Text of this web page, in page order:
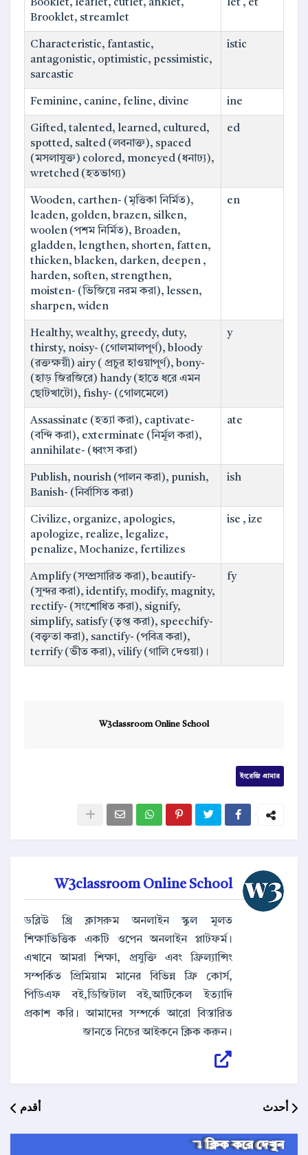
let , et
Booklet, leaflet, cutlet, anklet,
Brooklet, streamlet
istic
Characteristic, fantastic,
antagonistic, optimistic, pessimistic,
sarcastic
ine
Feminine, canine, feline, divine
ed
Gifted, talented, learned, cultured,
spotted, salted (লবনাক্ত), spaced
(মসলাযুক্ত) colored, moneyed (ধনাঢ্য),
wretched (হতভাগ্য)
en
Wooden, carthen- (মৃত্তিকা নির্মিত),
leaden, golden, brazen, silken,
woolen (পশম নির্মিত), Broaden,
gladden, lengthen, shorten, fatten,
thicken, blacken, darken, deepen ,
harden, soften, strengthen,
moisten- (ভিজিয়ে নরম করা), lessen,
sharpen, widen
y
Healthy, wealthy, greedy, duty,
thirsty, noisy- (গোলমালপূর্ণ), bloody
(রক্তক্ষয়ী) airy ( প্রচুর হাওয়াপূর্ণ), bony-
(হাড় জিরজিরে) handy (হাতে ধরে এমন
ছোটখাটো), fishy- (গোলমেলে)
ate
Assassinate (হত্যা করা), captivate-
(বন্দি করা), exterminate (নির্মূল করা),
annihilate- (ধ্বংস করা)
ish
Publish, nourish (পালন করা), punish,
Banish- (নির্বাসিত করা)
ise , ize
Civilize, organize, apologies,
apologize, realize, legalize,
penalize, Mochanize, fertilizes
fy
Amplify (সম্প্রসারিত করা), beautify-
(সুন্দর করা), identify, modify, magnity,
rectify- (সংশোধিত করা), signify,
simplify, satisfy (তৃপ্ত করা), speechify-
(বক্তৃতা করা), sanctify- (পবিত্র করা),
terrify (ভীত করা), vilify (গালি দেওয়া)।
W3classroom Online School
ইংরেজি গ্রামার
W3classroom Online School
ডব্লিউ থ্রি ক্লাসরুম অনলাইন স্কুল মূলত
শিক্ষাভিত্তিক একটি ওপেন অনলাইন প্লাটফর্ম।
এখানে আমরা শিক্ষা, প্রযুক্তি এবং ফ্রিল্যান্সিং
সম্পর্কিত প্রিমিয়াম মানের বিভিন্ন ফ্রি কোর্স,
পিডিএফ বই,ডিজিটাল বই,আর্টিকেল ইত্যাদি
প্রকাশ করি। আমাদের সম্পর্কে আরো বিস্তারিত
জানতে নিচের আইকনে ক্লিক করুন।
أحدث أقدم
ক্লিক করে দেখুন ↴